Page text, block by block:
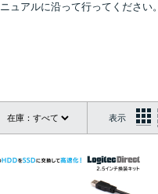
アルに沿って行ってください。
表示